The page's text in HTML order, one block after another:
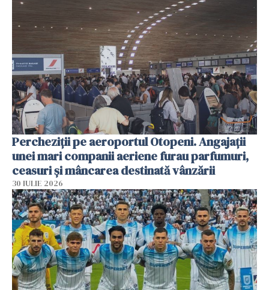
Percheziții pe aeroportul Otopeni. Angajații
unei mari companii aeriene furau parfumuri,
ceasuri și mâncarea destinată vânzării
30 IULIE 2026